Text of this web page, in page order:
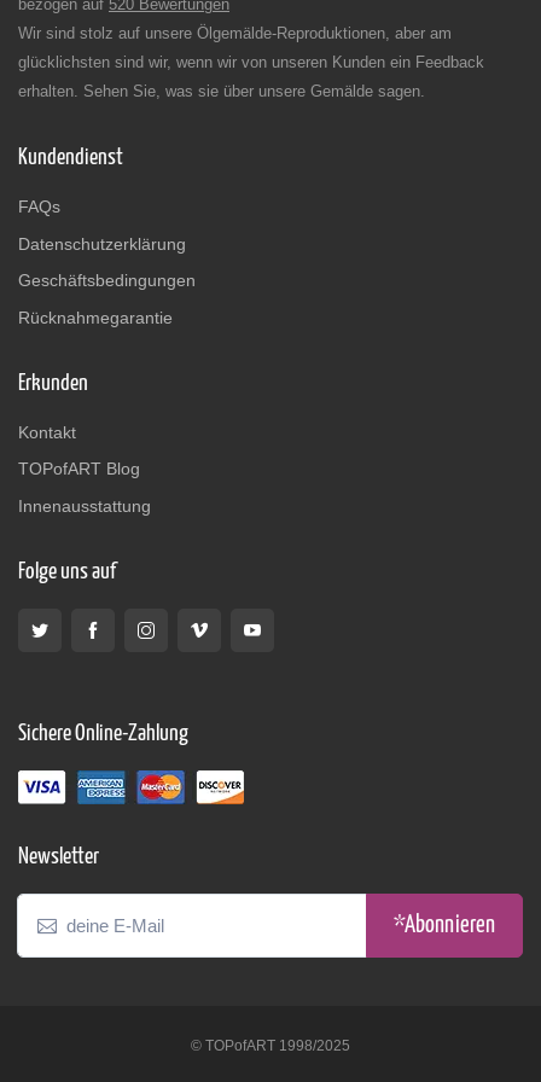
bezogen auf 520 Bewertungen
Wir sind stolz auf unsere Ölgemälde-Reproduktionen, aber am
glücklichsten sind wir, wenn wir von unseren Kunden ein Feedback
erhalten. Sehen Sie, was sie über unsere Gemälde sagen.
Kundendienst
FAQs
Datenschutzerklärung
Geschäftsbedingungen
Rücknahmegarantie
Erkunden
Kontakt
TOPofART Blog
Innenausstattung
Folge uns auf
Sichere Online-Zahlung
Newsletter
*Abonnieren
© TOPofART 1998/2025